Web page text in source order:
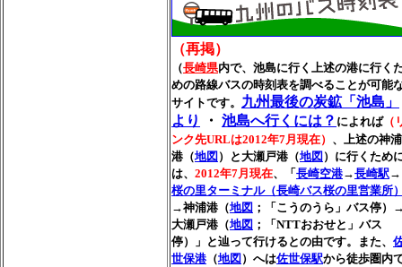
（再掲）
（長崎県内で、池島に行く上述の港に行く
めの路線バスの時刻表を調べることが可能
サイトです。 九州最後の炭鉱「池島」
より
・ 池島へ行くには？ によれば（
ンク先URLは2012年7月現在） 、上述の神浦
港（地図 ）と大瀬戸港（地図 ）に行くため
は、 2012年7月現在、「 長崎空港→長崎駅→
桜の里ターミナル（長崎バス桜の里営業所
→神浦港（地図 ；「こうのうら」バス停）
大瀬戸港（地図 ；「NTTおおせと」バス
停）」と辿って行けるとの由です。また、
世保港 （地図 ）へは佐世保駅から徒歩圏内